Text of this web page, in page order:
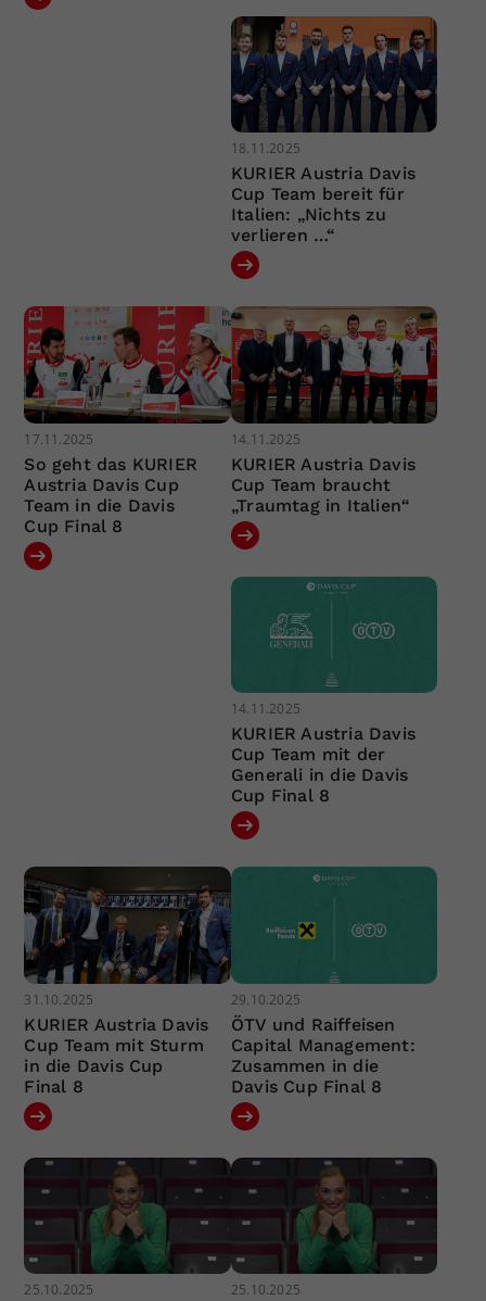
18.11.2025
KURIER Austria Davis
Cup Team bereit für
Italien: „Nichts zu
verlieren …“
17.11.2025
So geht das KURIER
Austria Davis Cup
Team in die Davis
Cup Final 8
14.11.2025
KURIER Austria Davis
Cup Team braucht
„Traumtag in Italien“
14.11.2025
KURIER Austria Davis
Cup Team mit der
Generali in die Davis
Cup Final 8
31.10.2025
KURIER Austria Davis
Cup Team mit Sturm
in die Davis Cup
Final 8
29.10.2025
ÖTV und Raiffeisen
Capital Management:
Zusammen in die
Davis Cup Final 8
25.10.2025 25.10.2025